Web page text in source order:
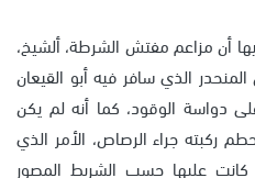
أن مزاعم مفتش الشرطة، ألشيخ،
الذي سافر فيه أبو القيعان
دواسة الوقود، كما أنه لم يكن
ركبته جراء الرصاص، الأمر الذي
كانت عليها حسب الشريط المصور